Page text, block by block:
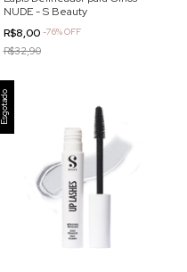
NUDE - S Beauty
R$8,00 -76%OFF
R$32,90
Esgotado